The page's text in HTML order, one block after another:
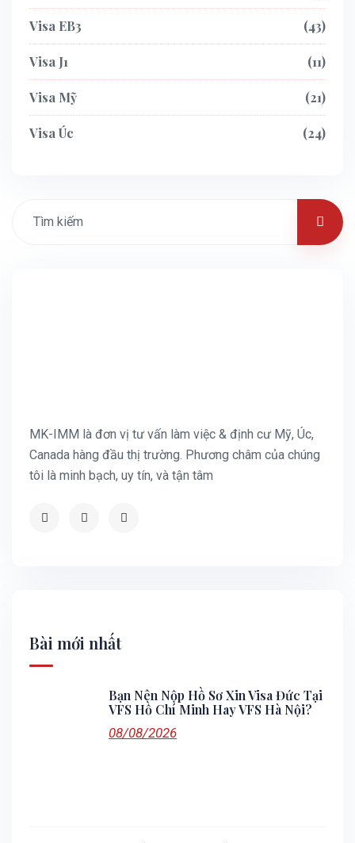
Visa EB3 43
Visa J1 11
Visa Mỹ 21
Visa Úc 24
MK-IMM là đơn vị tư vấn làm việc & định cư Mỹ, Úc,
Canada hàng đầu thị trường. Phương châm của chúng
tôi là minh bạch, uy tín, và tận tâm
Bài mới nhất
Bạn Nên Nộp Hồ Sơ Xin Visa Đức Tại
VFS Hồ Chí Minh Hay VFS Hà Nội?
08/08/2026